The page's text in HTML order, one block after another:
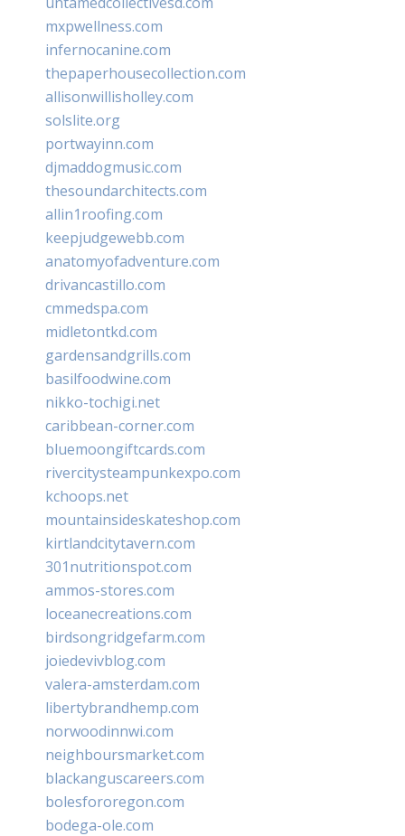
mxpwellness.com
infernocanine.com
thepaperhousecollection.com
allisonwillisholley.com
solslite.org
portwayinn.com
djmaddogmusic.com
thesoundarchitects.com
allin1roofing.com
keepjudgewebb.com
anatomyofadventure.com
drivancastillo.com
cmmedspa.com
midletontkd.com
gardensandgrills.com
basilfoodwine.com
nikko-tochigi.net
caribbean-corner.com
bluemoongiftcards.com
rivercitysteampunkexpo.com
kchoops.net
mountainsideskateshop.com
kirtlandcitytavern.com
301nutritionspot.com
ammos-stores.com
loceanecreations.com
birdsongridgefarm.com
joiedevivblog.com
valera-amsterdam.com
libertybrandhemp.com
norwoodinnwi.com
neighboursmarket.com
blackanguscareers.com
bolesfororegon.com
bodega-ole.com